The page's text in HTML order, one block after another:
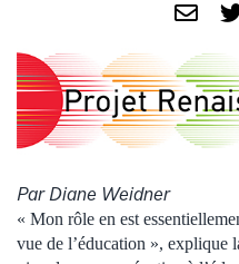
Par Diane Weidner
« Mon rôle en est
vue de l’éducation », explique